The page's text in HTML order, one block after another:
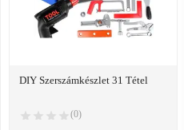
DIY Szerszámkészlet 31 Tétel
(0)